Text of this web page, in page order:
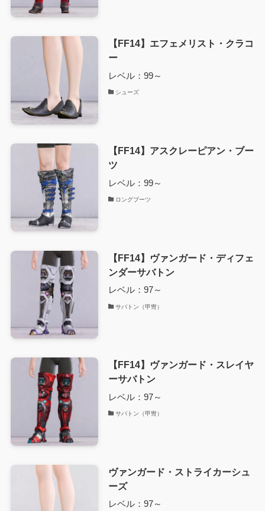
【FF14】エフェメリスト・クラコ
ー
レベル：99～
シューズ
【FF14】アスクレーピアン・ブー
ツ
レベル：99～
ロングブーツ
【FF14】ヴァンガード・ディフェ
ンダーサバトン
レベル：97～
サバトン（甲冑）
【FF14】ヴァンガード・スレイヤ
ーサバトン
レベル：97～
サバトン（甲冑）
ヴァンガード・ストライカーシュ
ーズ
レベル：97～